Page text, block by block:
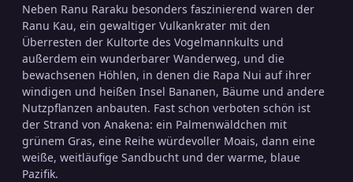
Neben Ranu Raraku besonders faszinierend waren der
Ranu Kau, ein gewaltiger Vulkankrater mit den
Überresten der Kultorte des Vogelmannkults und
außerdem ein wunderbarer Wanderweg, und die
bewachsenen Höhlen, in denen die Rapa Nui auf ihrer
windigen und heißen Insel Bananen, Bäume und andere
Nutzpflanzen anbauten. Fast schon verboten schön ist
der Strand von Anakena: ein Palmenwäldchen mit
grünem Gras, eine Reihe würdevoller Moais, dann eine
weiße, weitläufige Sandbucht und der warme, blaue
Pazifik.